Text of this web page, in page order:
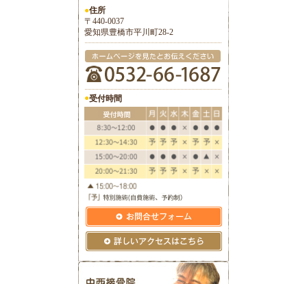
●住所
〒440-0037
愛知県豊橋市平川町28-2
●受付時間